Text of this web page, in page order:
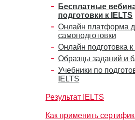
Бесплатные
подготовки к IELTS
Онлайн платформа
самоподготовки
Онлайн подготовка к
Образцы заданий и
Учебники по
IELTS
Результат IELTS
Как применить